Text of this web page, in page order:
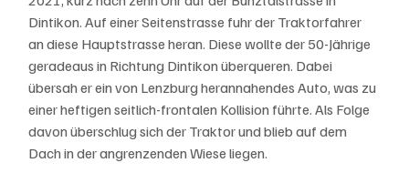
Dintikon. Auf einer Seitenstrasse fuhr der Traktorfahrer
an diese Hauptstrasse heran. Diese wollte der 50-Jährige
geradeaus in Richtung Dintikon überqueren. Dabei
übersah er ein von Lenzburg herannahendes Auto, was zu
einer heftigen seitlich-frontalen Kollision führte. Als Folge
davon überschlug sich der Traktor und blieb auf dem
Dach in der angrenzenden Wiese liegen.